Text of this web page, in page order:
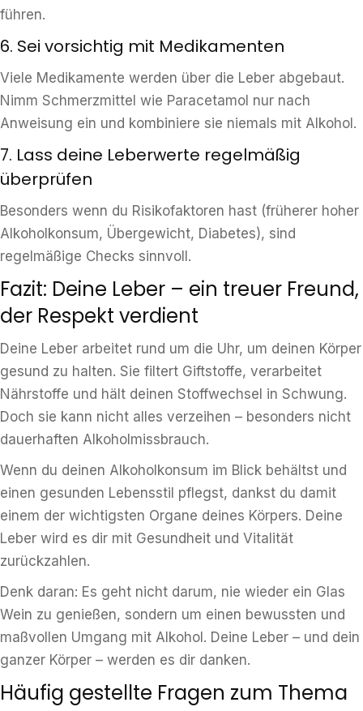
führen.
6. Sei vorsichtig mit Medikamenten
Viele Medikamente werden über die Leber abgebaut.
Nimm Schmerzmittel wie Paracetamol nur nach
Anweisung ein und kombiniere sie niemals mit Alkohol.
7. Lass deine Leberwerte regelmäßig
überprüfen
Besonders wenn du Risikofaktoren hast (früherer hoher
Alkoholkonsum, Übergewicht, Diabetes), sind
regelmäßige Checks sinnvoll.
Fazit: Deine Leber – ein treuer Freund,
der Respekt verdient
Deine Leber arbeitet rund um die Uhr, um deinen Körper
gesund zu halten. Sie filtert Giftstoffe, verarbeitet
Nährstoffe und hält deinen Stoffwechsel in Schwung.
Doch sie kann nicht alles verzeihen – besonders nicht
dauerhaften Alkoholmissbrauch.
Wenn du deinen Alkoholkonsum im Blick behältst und
einen gesunden Lebensstil pflegst, dankst du damit
einem der wichtigsten Organe deines Körpers. Deine
Leber wird es dir mit Gesundheit und Vitalität
zurückzahlen.
Denk daran: Es geht nicht darum, nie wieder ein Glas
Wein zu genießen, sondern um einen bewussten und
maßvollen Umgang mit Alkohol. Deine Leber – und dein
ganzer Körper – werden es dir danken.
Häufig gestellte Fragen zum Thema